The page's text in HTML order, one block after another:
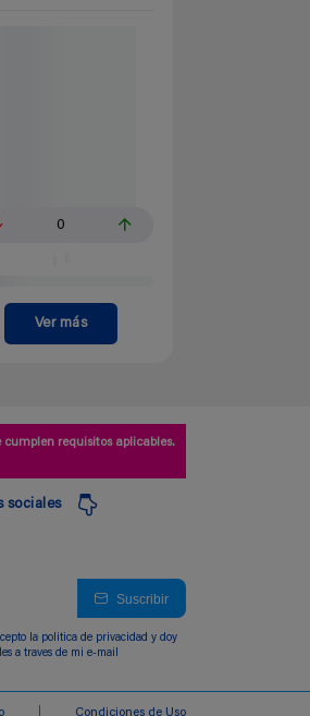
0
Ver más
requisitos aplicables.
sociales
Suscribir
la politica de privacidad y doy
a traves de mi e-mail
Condiciones de Uso